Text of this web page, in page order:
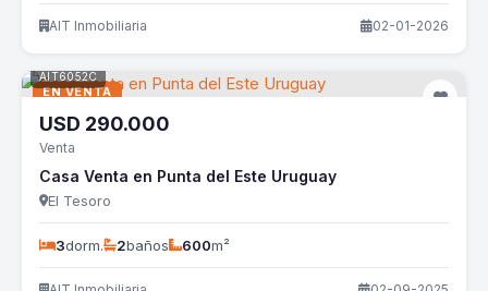
AIT Inmobiliaria 02-01-2026
EN VENTA
AIT6052C
USD 290.000
Venta
Casa Venta en Punta del Este Uruguay
El Tesoro
3dorm. 2baños 600m²